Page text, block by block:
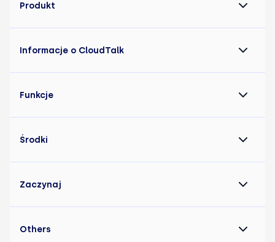
Produkt
Informacje o CloudTalk
Funkcje
Środki
Zaczynaj
Others